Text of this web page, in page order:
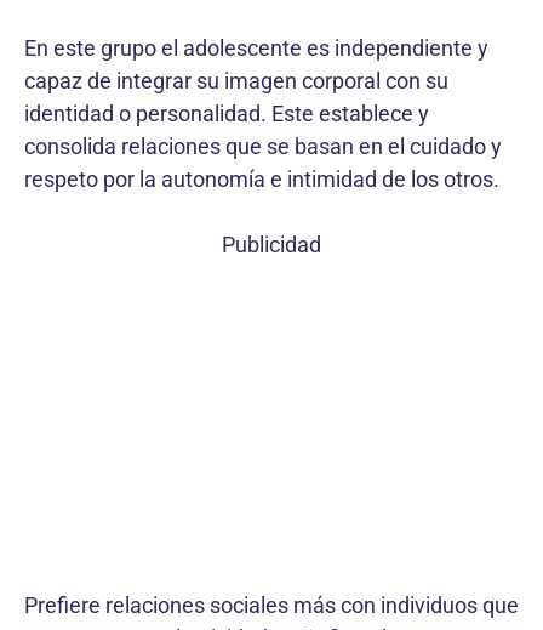
En este grupo el adolescente es independiente y
capaz de integrar su imagen corporal con su
identidad o personalidad. Este establece y
consolida relaciones que se basan en el cuidado y
respeto por la autonomía e intimidad de los otros.
Publicidad
Prefiere relaciones sociales más con individuos que